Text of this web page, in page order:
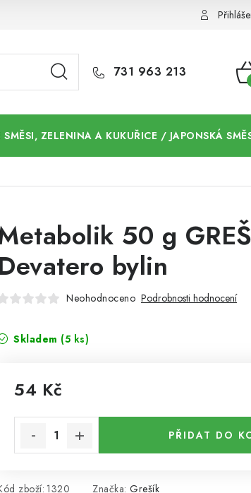
731 963 213
SMĚSI, ZELENINA A KUKUŘICE / JAPONSKÁ
50 g
Devatero bylin
Neohodnoceno Podrobnosti hodnocení
Skladem (5 ks)
54 Kč
PŘIDAT DO
zboží: 1320 Značka: Grešík